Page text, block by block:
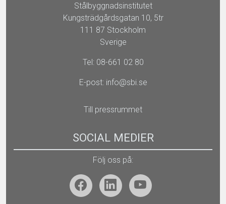
Stålbyggnadsinstitutet
Kungsträdgårdsgatan 10, 5tr
111 87 Stockholm
Sverige
Tel: 08-661 02 80
E-post: info@sbi.se
Till pressrummet
SOCIAL MEDIER
Följ oss på: